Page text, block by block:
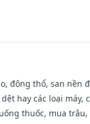
động thổ, san nền
hay các loại
thuốc, mua